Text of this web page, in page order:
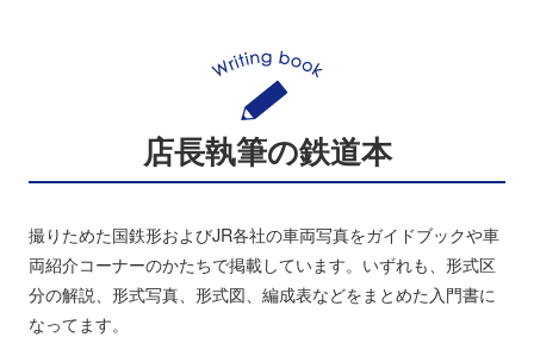
店長執筆の鉄道本
撮りためた国鉄形およびJR各社の車両写真をガイドブックや車
両紹介コーナーのかたちで掲載しています。いずれも、形式区
分の解説、形式写真、形式図、編成表などをまとめた入門書に
なってます。